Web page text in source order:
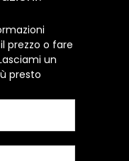
prezzo o fare
un
presto